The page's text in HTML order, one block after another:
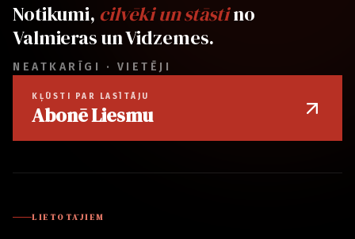
Notikumi, cilvēki un stāstino
Valmieras un Vidzemes.
NEATKARĪGI · VIETĒJI
KĻŪSTI PAR LASĪTĀJU
Abonē Liesmu
LIETOTĀJIEM